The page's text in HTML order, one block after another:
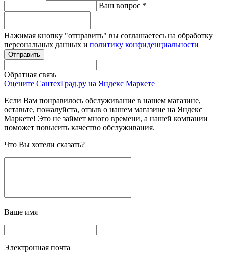
Ваш вопрос *
Нажимая кнопку "отправить" вы соглашаетесь на обработку
персональных данных и политику конфиденциальности
Обратная связь
Оцените СантехГрад.ру на Яндекс Маркете
Если Вам понравилось обслуживание в нашем магазине,
оставьте, пожалуйста, отзыв о нашем магазине на Яндекс
Маркете! Это не займет много времени, а нашей компании
поможет повысить качество обслуживания.
Что Вы хотели сказать?
Ваше имя
Электронная почта